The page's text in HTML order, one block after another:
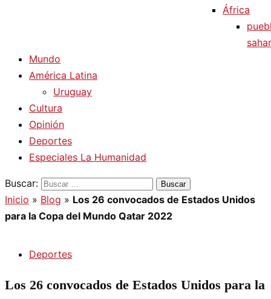
África
Mundo
América Latina
Uruguay
Cultura
Opinión
Deportes
Especiales La Humanidad
Buscar:
Inicio » Blog » Los 26 convocados de Estados Unidos
para la Copa del Mundo Qatar 2022
Deportes
Los 26 convocados de Estados Unidos para la